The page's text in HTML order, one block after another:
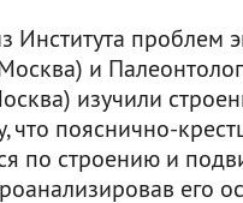
Института проблем
и
изучили
что пояснично-
по строению и
его